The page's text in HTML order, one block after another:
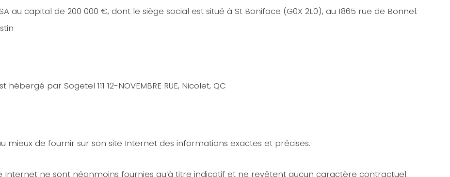
au capital de 200 000 €, dont le siège social est situé à St Boniface (G0X 2L0), au 1865 rue de Bonnel.
par Sogetel 111 12-NOVEMBRE RUE, Nicolet, QC
mieux de fournir sur son site Internet des informations exactes et précises.
Internet ne sont néanmoins fournies qu’à titre indicatif et ne revêtent aucun caractère contractuel.